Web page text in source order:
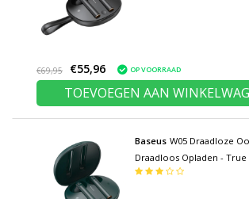
€69,95 €55,96 OP VOORRAAD
TOEVOEGEN AAN
Baseus W05 Draadloze
Draadloos Opladen -
TWS Bluetooth 5.0